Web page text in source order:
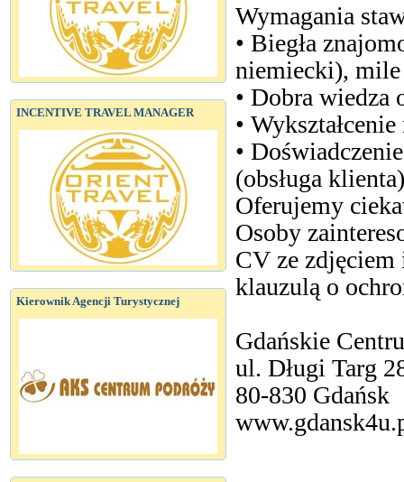
INCENTIVE TRAVEL MANAGER
Kierownik Agencji Turystycznej
Wymagania
• Biegła
niemiecki),
• Dobra wiedza
•
•
(obsługa
Oferujemy
Osoby
CV ze zdjęciem
klauzulą o
Gdańskie
ul. Długi Targ
80-830 Gdańsk